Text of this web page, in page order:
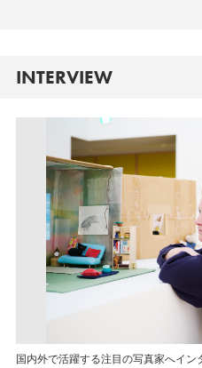
INTERVIEW
国内外で活躍する注目の写真家へイ